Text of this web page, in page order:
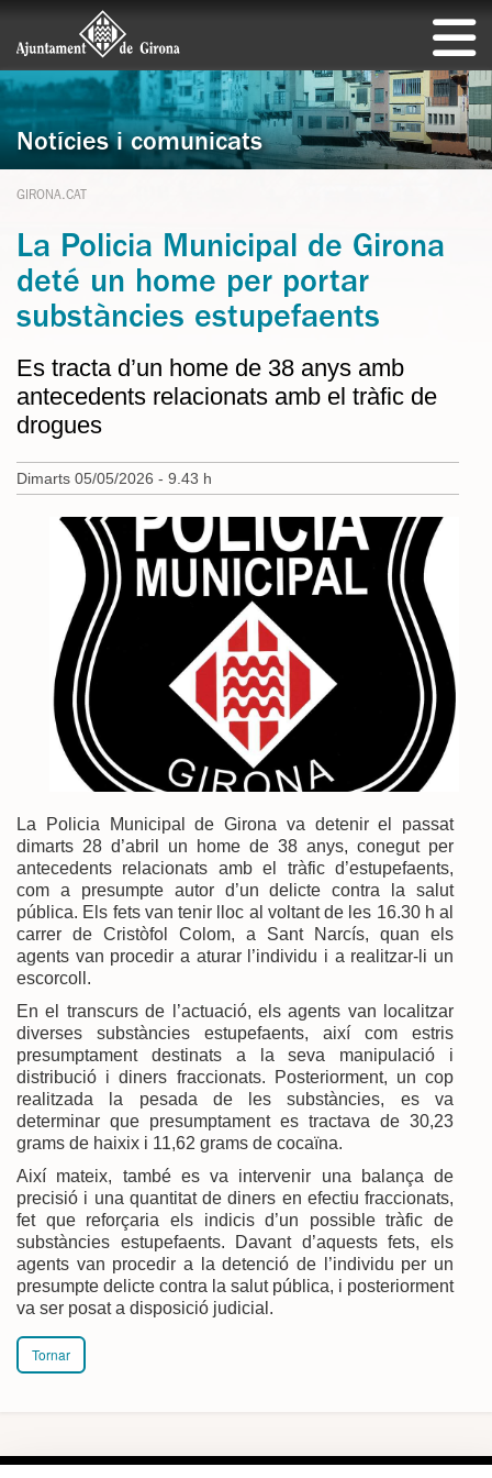
Notícies i comunicats
GIRONA.CAT
La Policia Municipal de Girona
deté un home per portar
substàncies estupefaents
Es tracta d’un home de 38 anys amb
antecedents relacionats amb el tràfic de
drogues
Dimarts 05/05/2026 - 9.43 h
La Policia Municipal de Girona va detenir el passat
dimarts 28 d’abril un home de 38 anys, conegut per
antecedents relacionats amb el tràfic d’estupefaents,
com a presumpte autor d’un delicte contra la salut
pública. Els fets van tenir lloc al voltant de les 16.30 h al
carrer de Cristòfol Colom, a Sant Narcís, quan els
agents van procedir a aturar l’individu i a realitzar-li un
escorcoll.
En el transcurs de l’actuació, els agents van localitzar
diverses substàncies estupefaents, així com estris
presumptament destinats a la seva manipulació i
distribució i diners fraccionats. Posteriorment, un cop
realitzada la pesada de les substàncies, es va
determinar que presumptament es tractava de 30,23
grams de haixix i 11,62 grams de cocaïna.
Així mateix, també es va intervenir una balança de
precisió i una quantitat de diners en efectiu fraccionats,
fet que reforçaria els indicis d’un possible tràfic de
substàncies estupefaents. Davant d’aquests fets, els
agents van procedir a la detenció de l’individu per un
presumpte delicte contra la salut pública, i posteriorment
va ser posat a disposició judicial.
Tornar